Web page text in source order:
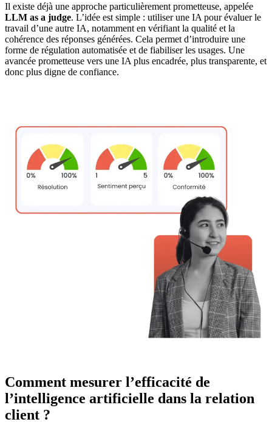
Il existe déjà une approche particulièrement prometteuse, appelée
LLM as a judge. L’idée est simple : utiliser une IA pour évaluer le
travail d’une autre IA, notamment en vérifiant la qualité et la
cohérence des réponses générées. Cela permet d’introduire une
forme de régulation automatisée et de fiabiliser les usages. Une
avancée prometteuse vers une IA plus encadrée, plus transparente, et
donc plus digne de confiance.
Comment mesurer l’efficacité de
l’intelligence artificielle dans la relation
client ?